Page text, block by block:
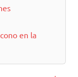
en la